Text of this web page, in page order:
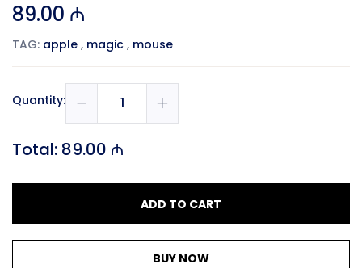
89.00 ₼
TAG: apple , magic , mouse
Quantity:
Total: 89.00 ₼
ADD TO CART
BUY NOW